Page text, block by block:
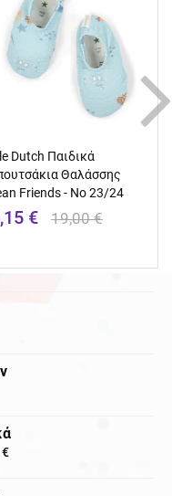
Dutch Παιδικά
Θαλάσσης
Friends - No 23/24
€ 19,00 €
€